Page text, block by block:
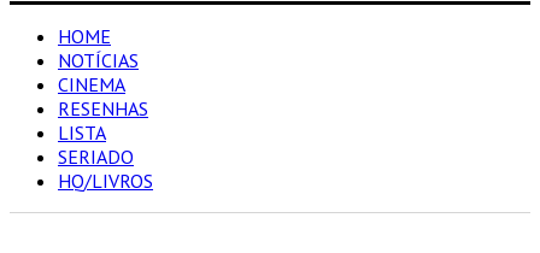
HOME
NOTÍCIAS
CINEMA
RESENHAS
LISTA
SERIADO
HQ/LIVROS